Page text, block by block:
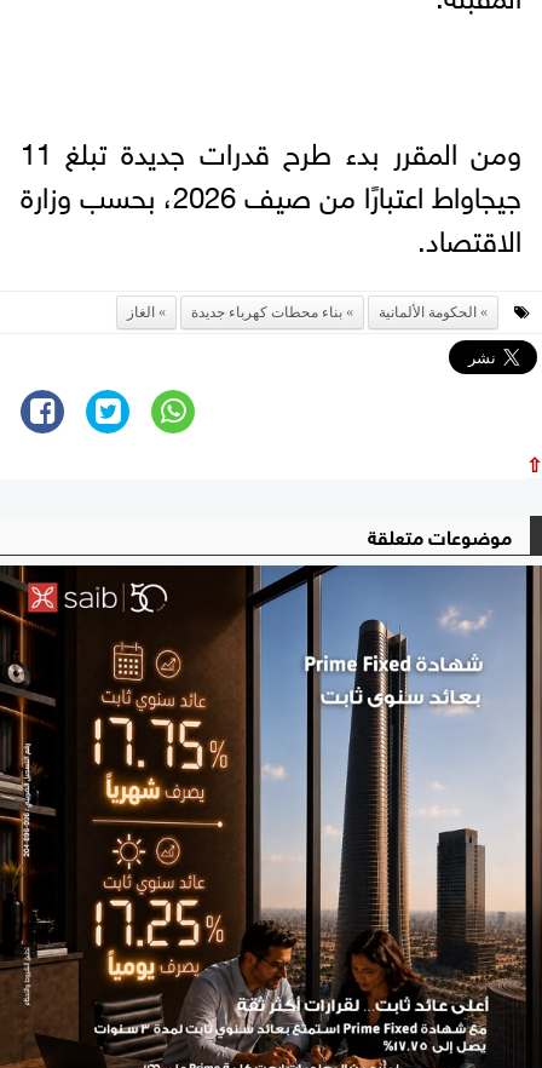
ومن المقرر بدء طرح قدرات جديدة تبلغ 11
جيجاواط اعتبارًا من صيف 2026، بحسب وزارة
الاقتصاد.
الحكومة الألمانية بناء محطات كهرباء جديدة الغاز
⇧
موضوعات متعلقة